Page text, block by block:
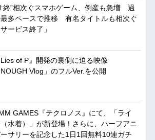
終”相次ぐスマホゲーム、倒産も急増 過
多ペースで推移 有名タイトルも相次ぐ
サービス終了」
Lies of P』開発の裏側に迫る映像
NOUGH Vlog」のフルVer.を公開
GAMES『テクロノス』にて、「ライ
水着）」が新登場！さらに、ハーフアニ
サリーを記念した1日1回無料10連ガチ